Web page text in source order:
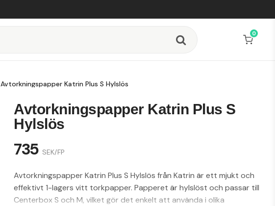
0
Avtorkningspapper Katrin Plus S Hylslös
Avtorkningspapper Katrin Plus S
Hylslös
735 SEK/FP
Avtorkningspapper Katrin Plus S Hylslös från Katrin är ett mjukt och
effektivt 1-lagers vitt torkpapper. Papperet är hylslöst och passar till
Centerbox S och M, vilket gör det enkelt att använda i olika